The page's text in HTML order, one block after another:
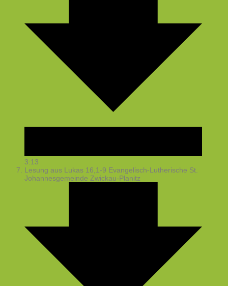
3:13
Lesung aus Lukas 16,1-9 Evangelisch-Lutherische St.
Johannesgemeinde Zwickau-Planitz